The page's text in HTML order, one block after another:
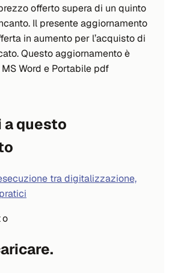
offerto supera di un quinto
Il presente aggiornamento
in aumento per l’acquisto di
Questo aggiornamento è
Word e Portabile pdf
questo
tra digitalizzazione,